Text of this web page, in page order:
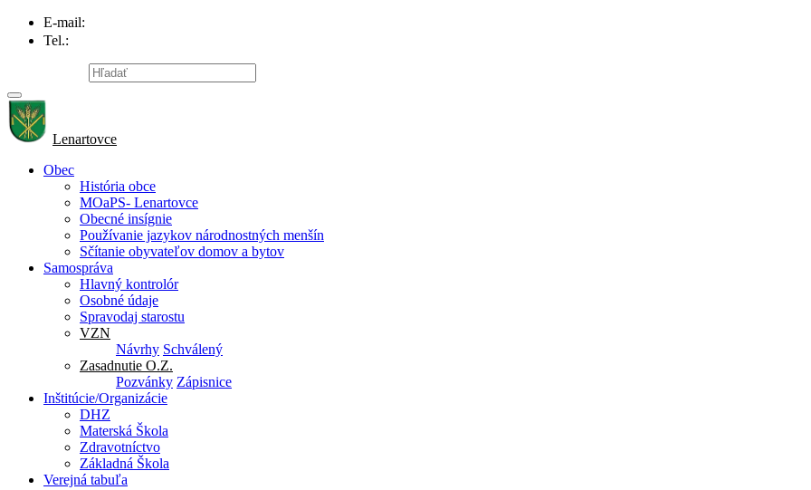
E-mail:
Tel.:
Lenartovce
Obec
História obce
MOaPS- Lenartovce
Obecné insígnie
Používanie jazykov národnostných menšín
Sčítanie obyvateľov domov a bytov
Samospráva
Hlavný kontrolór
Osobné údaje
Spravodaj starostu
VZN
Návrhy Schválený
Zasadnutie O.Z.
Pozvánky Zápisnice
Inštitúcie/Organizácie
DHZ
Materská Škola
Zdravotníctvo
Základná Škola
Verejná tabuľa